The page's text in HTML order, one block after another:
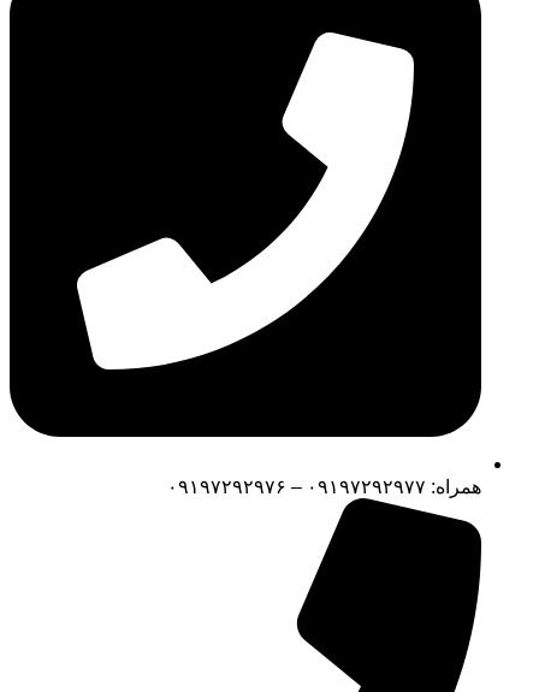
همراه: ۰۹۱۹۷۲۹۲۹۷۷ – ۰۹۱۹۷۲۹۲۹۷۶